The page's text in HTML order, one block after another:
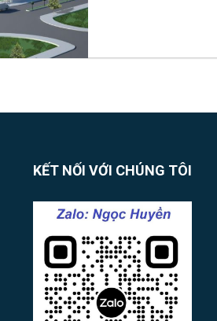
KẾT NỐI VỚI CHÚNG TÔI